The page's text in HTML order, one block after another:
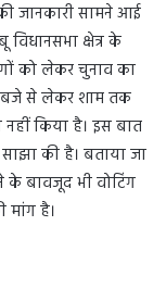
जानकारी सामने आई
क्षेत्र के
को लेकर चुनाव का
बजे से लेकर शाम तक
किया है। इस बात
साझा की है। बताया जा
के बावजूद भी वोटिंग
मांग है।